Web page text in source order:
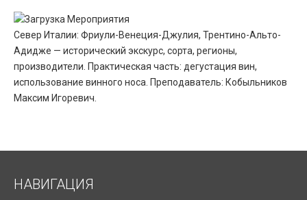
Север Италии: Фриули-Венеция-Джулия, Трентино-Альто-
Адидже — исторический экскурс, сорта, регионы,
производители. Практическая часть: дегустация вин,
использование винного носа. Преподаватель: Кобыльников
Максим Игоревич.
НАВИГАЦИЯ